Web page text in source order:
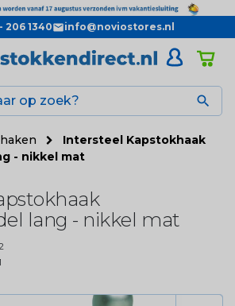
206 1340 info@noviostores.nl

Intersteel Kapstokhaak
- nikkel mat
lang - nikkel mat